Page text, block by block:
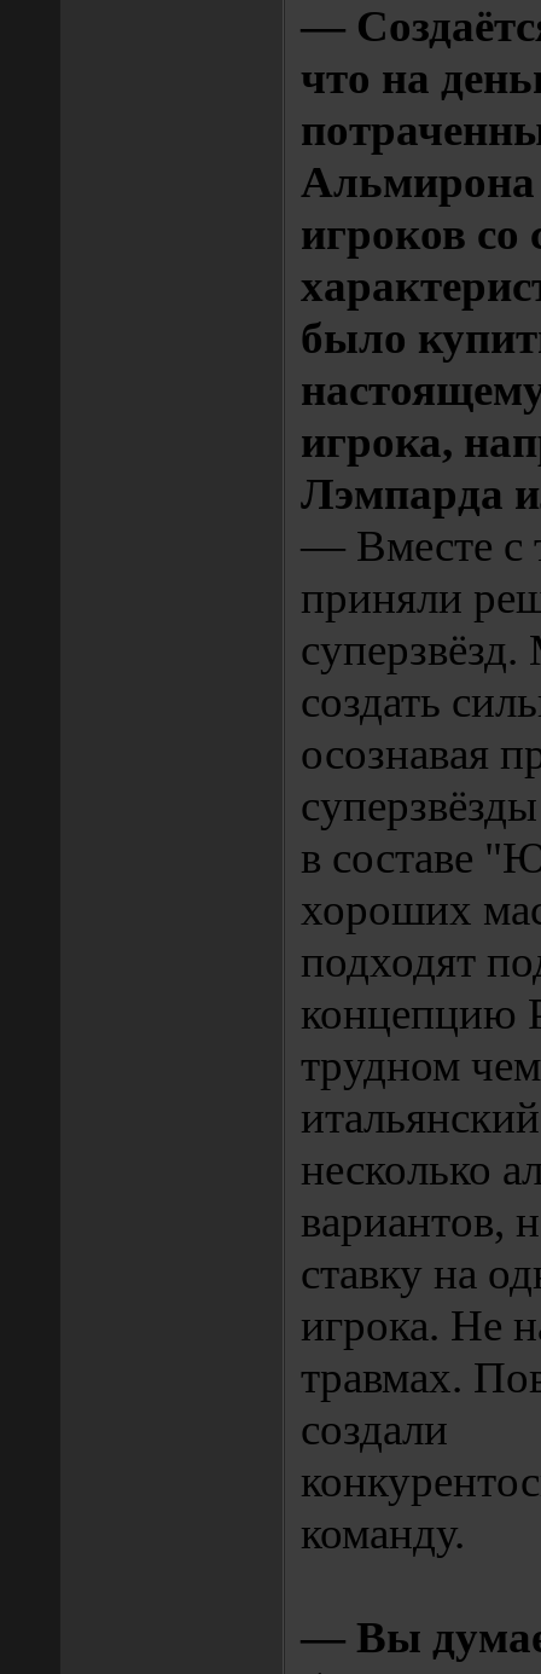
—
что на
Альмирона
игроков
было
игрока,
Лэмпарда
— Вместе с
приняли
создать
осознавая
в составе
хороших
подходят
концепцию
трудном
несколько
вариантов,
ставку на
игрока. Не
травмах.
создали
команду.
— Вы